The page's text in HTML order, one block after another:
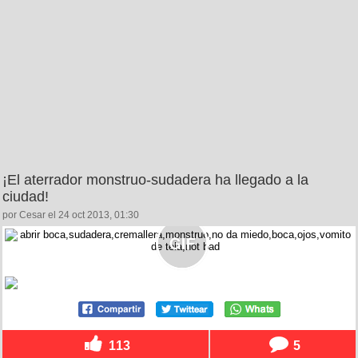
¡El aterrador monstruo-sudadera ha llegado a la
ciudad!
por Cesar el 24 oct 2013, 01:30
113 5